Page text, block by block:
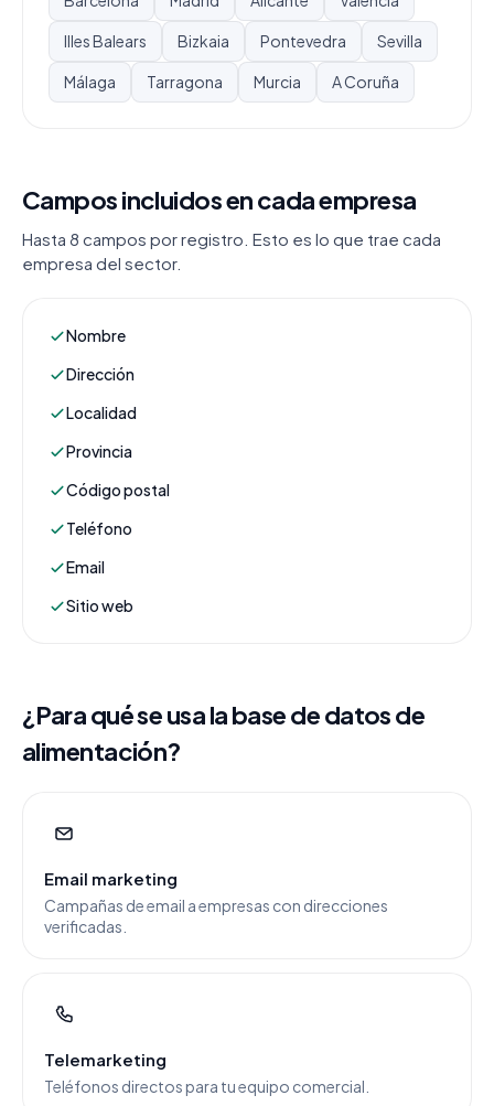
Illes Balears Bizkaia Pontevedra Sevilla
Málaga Tarragona Murcia A Coruña
Campos incluidos en cada empresa
Hasta 8 campos por registro. Esto es lo que trae cada
empresa del sector.
Nombre
Dirección
Localidad
Provincia
Código postal
Teléfono
Email
Sitio web
¿Para qué se usa la base de datos de
alimentación?
Email marketing
Campañas de email a empresas con direcciones
verificadas.
Telemarketing
Teléfonos directos para tu equipo comercial.